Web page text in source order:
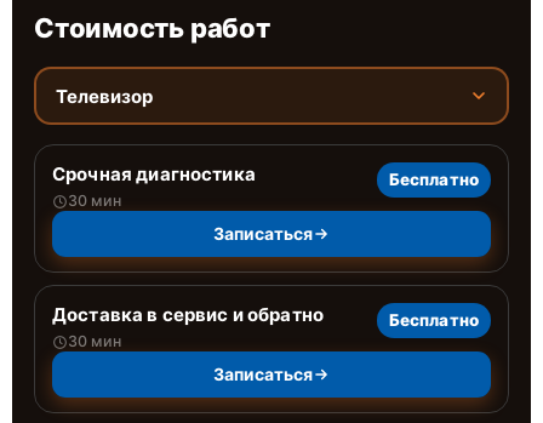
Стоимость работ
Телевизор
Срочная диагностика
30 мин
Бесплатно
Записаться
Доставка в сервис и обратно
30 мин
Бесплатно
Записаться